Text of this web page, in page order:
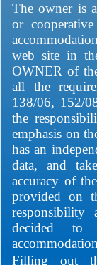
The owner is
or
web site in
OWNER of
all the
138/06, 152/
the
emphasis on
has an
data, and
accuracy of
provided on
decided to
Filling out